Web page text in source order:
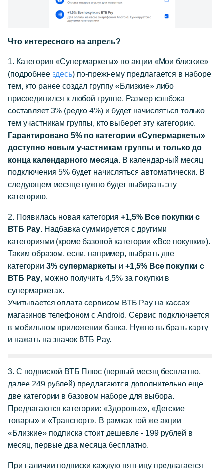
Что интересного на апрель?
1. Категория «Супермаркеты» по акции «Мои близкие»
(подробнее здесь) по-прежнему предлагается в наборе
тем, кто ранее создал группу «Близкие» либо
присоединился к любой группе. Размер кэшбэка
составляет 3% (редко 4%) и будет начисляться только
тем участникам группы, кто выберет эту категорию.
Гарантировано 5% по категории «Супермаркеты»
доступно новым участникам группы и только до
конца календарного месяца. В календарный месяц
подключения 5% будет начисляться автоматически. В
следующем месяце нужно будет выбирать эту
категорию.
2. Появилась новая категория +1,5% Все покупки с
ВТБ Pay. Надбавка суммируется с другими
категориями (кроме базовой категории «Все покупки»).
Таким образом, если, например, выбрать две
категории 3% супермаркеты и +1,5% Все покупки с
ВТБ Pay, можно получить 4,5% за покупки в
супермаркетах.
Учитывается оплата сервисом ВТБ Pay на кассах
магазинов телефоном с Android. Сервис подключается
в мобильном приложении банка. Нужно выбрать карту
и нажать на значок ВТБ Pay.
3. С подпиской ВТБ Плюс (первый месяц бесплатно,
далее 249 рублей) предлагаются дополнительно еще
две категории в базовом наборе для выбора.
Предлагаются категории: «Здоровье», «Детские
товары» и «Транспорт». В рамках той же акции
«Близкие» подписка стоит дешевле - 199 рублей в
месяц, первые два месяца бесплатно.
При наличии подписки каждую пятницу предлагается